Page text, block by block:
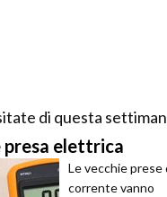
di questa
elettrica
Le vecchie prese
corrente vanno